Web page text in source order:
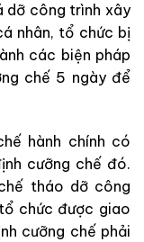
dỡ công trình xây
nhân, tổ chức bị
các biện pháp
chế 5 ngày để
hành chính có
cưỡng chế đó.
tháo dỡ công
chức được giao
cưỡng chế phải